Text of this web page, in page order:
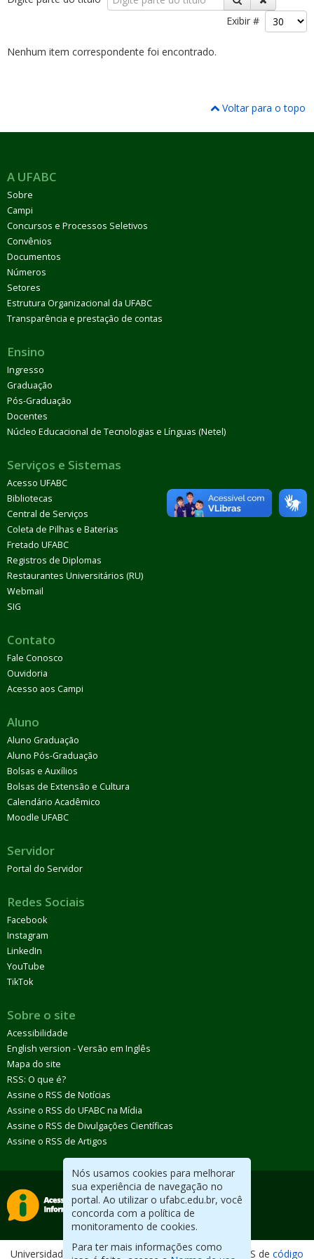
Nós usamos cookies para melhorar
sua experiência de navegação no
portal. Ao utilizar o ufabc.edu.br, você
concorda com a política de
monitoramento de cookies.
Para ter mais informações como
Exibir #
Nenhum item correspondente foi encontrado.
Voltar para o topo
A UFABC
Sobre
Campi
Concursos e Processos Seletivos
Convênios
Documentos
Números
Setores
Estrutura Organizacional da UFABC
Transparência e prestação de contas
Ensino
Ingresso
Graduação
Pós-Graduação
Docentes
Núcleo Educacional de Tecnologias e Línguas (Netel)
Serviços e Sistemas
Acesso UFABC
Bibliotecas
Central de Serviços
Coleta de Pilhas e Baterias
Fretado UFABC
Registros de Diplomas
Restaurantes Universitários (RU)
Webmail
SIG
Contato
Fale Conosco
Ouvidoria
Acesso aos Campi
Aluno
Aluno Graduação
Aluno Pós-Graduação
Bolsas e Auxílios
Bolsas de Extensão e Cultura
Calendário Acadêmico
Moodle UFABC
Servidor
Portal do Servidor
Redes Sociais
Facebook
Instagram
LinkedIn
YouTube
TikTok
Sobre o site
Acessibilidade
English version - Versão em Inglês
Mapa do site
RSS: O que é?
Assine o RSS de Notícias
Assine o RSS do UFABC na Mídia
Assine o RSS de Divulgações Científicas
Assine o RSS de Artigos
Universidade Federal do ABC. Desenvolvido com CMS de código